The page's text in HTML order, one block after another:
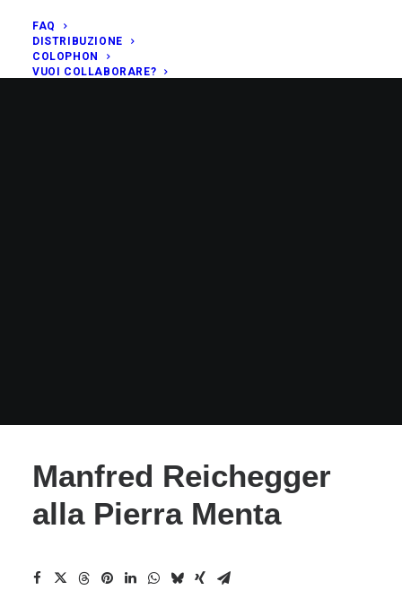
FAQ
DISTRIBUZIONE
COLOPHON
VUOI COLLABORARE?
Manfred Reichegger
alla Pierra Menta